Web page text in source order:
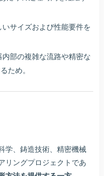
いサイズおよび性能要件を
内部の複雑な流路や精密な
ため。
学、鋳造技術、精密機械
リングプロジェクトであ